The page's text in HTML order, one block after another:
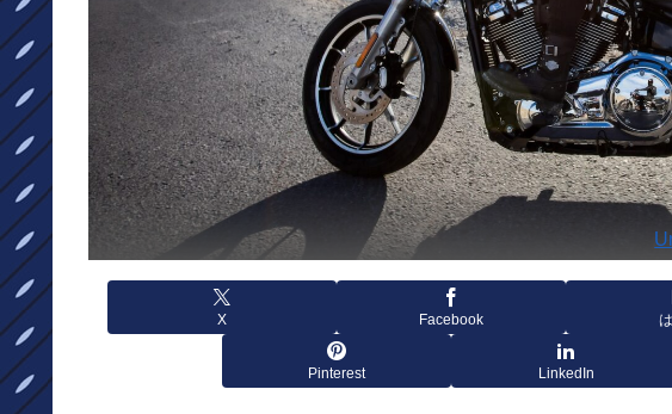
X Facebook
Pinterest LinkedIn